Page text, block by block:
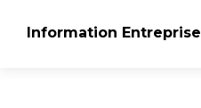
Information Entreprise